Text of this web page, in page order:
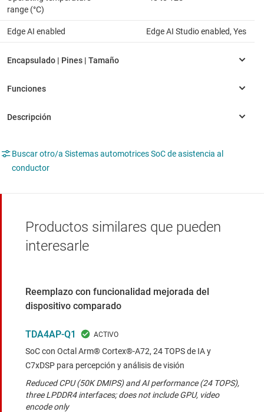
range (°C)
Edge AI enabled Edge AI Studio enabled, Yes
Buscar otro/a Sistemas automotrices SoC de asistencia al
conductor
Productos similares que pueden
interesarle
Reemplazo con funcionalidad mejorada del
dispositivo comparado
TDA4AP-Q1
SoC con Octal Arm® Cortex®-A72, 24 TOPS de IA y
C7xDSP para percepción y análisis de visión
Reduced CPU (50K DMIPS) and AI performance (24 TOPS),
three LPDDR4 interfaces; does not include GPU, video
encode only